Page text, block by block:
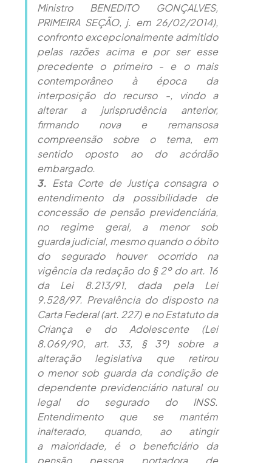
Ministro BENEDITO GONÇALVES,
PRIMEIRA SEÇÃO, j. em 26/02/2014),
confronto excepcionalmente admitido
pelas razões acima e por ser esse
precedente o primeiro - e o mais
contemporâneo à época da
interposição do recurso -, vindo a
alterar a jurisprudência anterior,
firmando nova e remansosa
compreensão sobre o tema, em
sentido oposto ao do acórdão
embargado.
3. Esta Corte de Justiça consagra o
entendimento da possibilidade de
concessão de pensão previdenciária,
no regime geral, a menor sob
guarda judicial, mesmo quando o óbito
do segurado houver ocorrido na
vigência da redação do § 2º do art. 16
da Lei 8.213/91, dada pela Lei
9.528/97. Prevalência do disposto na
Carta Federal (art. 227) e no Estatuto da
Criança e do Adolescente (Lei
8.069/90, art. 33, § 3º) sobre a
alteração legislativa que retirou
o menor sob guarda da condição de
dependente previdenciário natural ou
legal do segurado do INSS.
Entendimento que se mantém
inalterado, quando, ao atingir
a maioridade, é o beneficiário da
pensão pessoa portadora de